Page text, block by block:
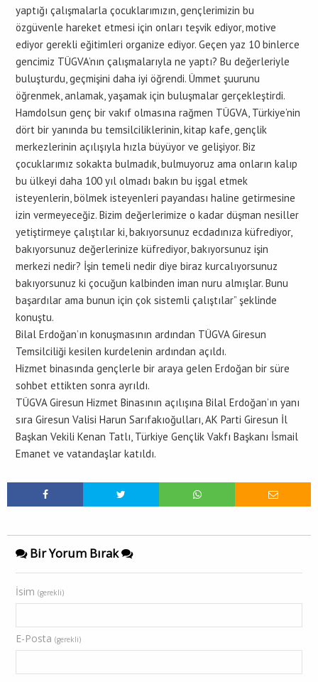
yaptığı çalışmalarla çocuklarımızın, gençlerimizin bu
özgüvenle hareket etmesi için onları teşvik ediyor, motive
ediyor gerekli eğitimleri organize ediyor. Geçen yaz 10 binlerce
gencimiz TÜGVA’nın çalışmalarıyla ne yaptı? Bu değerleriyle
buluşturdu, geçmişini daha iyi öğrendi. Ümmet şuurunu
öğrenmek, anlamak, yaşamak için buluşmalar gerçekleştirdi.
Hamdolsun genç bir vakıf olmasına rağmen TÜGVA, Türkiye’nin
dört bir yanında bu temsilciliklerinin, kitap kafe, gençlik
merkezlerinin açılışıyla hızla büyüyor ve gelişiyor. Biz
çocuklarımız sokakta bulmadık, bulmuyoruz ama onların kalıp
bu ülkeyi daha 100 yıl olmadı bakın bu işgal etmek
isteyenlerin, bölmek isteyenleri payandası haline getirmesine
izin vermeyeceğiz. Bizim değerlerimize o kadar düşman nesiller
yetiştirmeye çalıştılar ki, bakıyorsunuz ecdadınıza küfrediyor,
bakıyorsunuz değerlerinize küfrediyor, bakıyorsunuz işin
merkezi nedir? İşin temeli nedir diye biraz kurcalıyorsunuz
bakıyorsunuz ki çocuğun kalbinden iman nuru almışlar. Bunu
başardılar ama bunun için çok sistemli çalıştılar” şeklinde
konuştu.
Bilal Erdoğan’ın konuşmasının ardından TÜGVA Giresun
Temsilciliği kesilen kurdelenin ardından açıldı.
Hizmet binasında gençlerle bir araya gelen Erdoğan bir süre
sohbet ettikten sonra ayrıldı.
TÜGVA Giresun Hizmet Binasının açılışına Bilal Erdoğan’ın yanı
sıra Giresun Valisi Harun Sarıfakıoğulları, AK Parti Giresun İl
Başkan Vekili Kenan Tatlı, Türkiye Gençlik Vakfı Başkanı İsmail
Emanet ve vatandaşlar katıldı.
Bir Yorum Bırak
İsim (gerekli)
E-Posta (gerekli)